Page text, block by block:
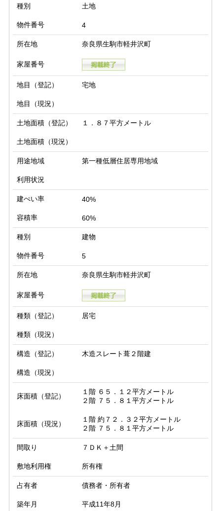
種別 土地
物件番号 4
所在地 奈良県生駒市軽井沢町
家屋番号
地目（登記） 宅地
地目（現況）
土地面積（登記） １．８７平方メートル
土地面積（現況）
用途地域 第一種低層住居専用地域
利用状況
建ぺい率 40%
容積率 60%
種別 建物
物件番号 5
所在地 奈良県生駒市軽井沢町
家屋番号
種類（登記） 居宅
種類（現況）
構造（登記） 木造スレート葺２階建
構造（現況）
床面積（登記）
１階 ６５．１２平方メートル
２階 ７５．８１平方メートル
床面積（現況）
１階 約７２．３２平方メートル
２階 ７５．８１平方メートル
間取り ７ＤＫ＋土間
敷地利用権 所有権
占有者 債務者・所有者
築年月 平成11年8月